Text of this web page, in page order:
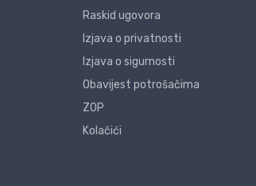
Raskid ugovora
Izjava o privatnosti
Izjava o sigurnosti
Obavijest potrošačima
ZOP
Kolačići